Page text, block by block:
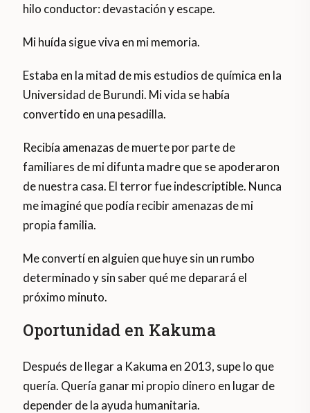
hilo conductor: devastación y escape.
Mi huída sigue viva en mi memoria.
Estaba en la mitad de mis estudios de química en la
Universidad de Burundi. Mi vida se había
convertido en una pesadilla.
Recibía amenazas de muerte por parte de
familiares de mi difunta madre que se apoderaron
de nuestra casa. El terror fue indescriptible. Nunca
me imaginé que podía recibir amenazas de mi
propia familia.
Me convertí en alguien que huye sin un rumbo
determinado y sin saber qué me deparará el
próximo minuto.
Oportunidad en Kakuma
Después de llegar a Kakuma en 2013, supe lo que
quería. Quería ganar mi propio dinero en lugar de
depender de la ayuda humanitaria.